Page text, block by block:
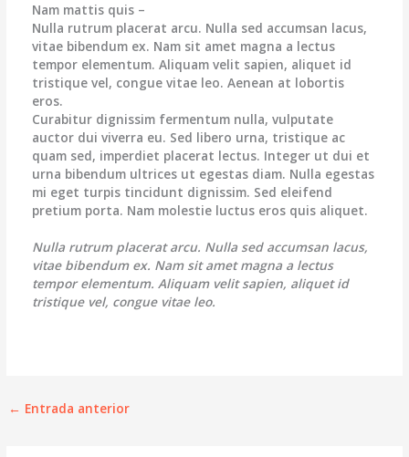
Nam mattis quis –
Nulla rutrum placerat arcu. Nulla sed accumsan lacus,
vitae bibendum ex. Nam sit amet magna a lectus
tempor elementum. Aliquam velit sapien, aliquet id
tristique vel, congue vitae leo. Aenean at lobortis
eros.
Curabitur dignissim fermentum nulla, vulputate
auctor dui viverra eu. Sed libero urna, tristique ac
quam sed, imperdiet placerat lectus. Integer ut dui et
urna bibendum ultrices ut egestas diam. Nulla egestas
mi eget turpis tincidunt dignissim. Sed eleifend
pretium porta. Nam molestie luctus eros quis aliquet.
Nulla rutrum placerat arcu. Nulla sed accumsan lacus,
vitae bibendum ex. Nam sit amet magna a lectus
tempor elementum. Aliquam velit sapien, aliquet id
tristique vel, congue vitae leo.
← Entrada anterior